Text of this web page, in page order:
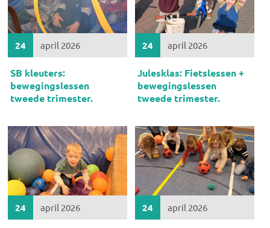
24 april 2026
SB kleuters:
bewegingslessen
tweede trimester.
24 april 2026
Julesklas: Fietslessen +
bewegingslessen
tweede trimester.
24 april 2026 24 april 2026